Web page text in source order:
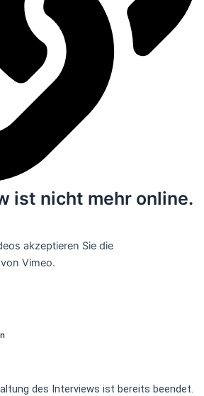
ist nicht mehr online.
akzeptieren Sie die
Vimeo.
des Interviews ist bereits beendet.